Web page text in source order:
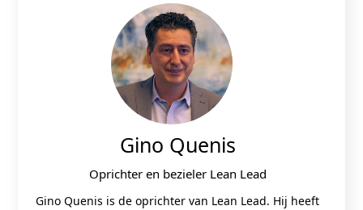
Gino Quenis
Oprichter en bezieler Lean Lead
Gino Quenis is de oprichter van Lean Lead. Hij heeft